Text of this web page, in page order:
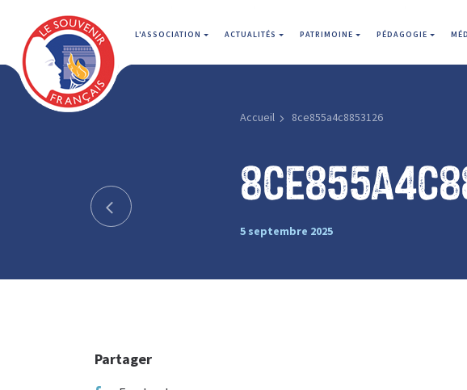
L'ASSOCIATION ACTUALITÉS PATRIMOINE PÉDAGOGIE
Accueil 8ce855a4c8853126
5 septembre 2025
Partager